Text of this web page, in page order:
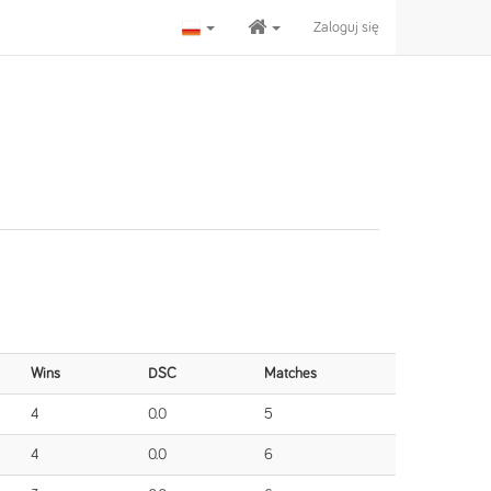
Zaloguj się
Wins DSC Matches
4 0.0 5
4 0.0 6